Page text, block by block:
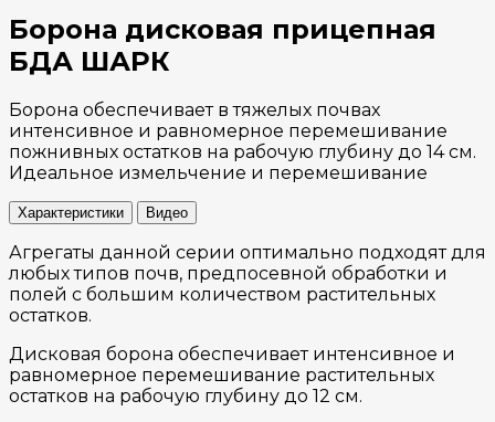
Борона дисковая прицепная
БДА ШАРК
Борона обеспечивает в тяжелых почвах
интенсивное и равномерное перемешивание
пожнивных остатков на рабочую глубину до 14 см.
Идеальное измельчение и перемешивание
Характеристики Видео
Агрегаты данной серии оптимально подходят для
любых типов почв, предпосевной обработки и
полей с большим количеством растительных
остатков.
Дисковая борона обеспечивает интенсивное и
равномерное перемешивание растительных
остатков на рабочую глубину до 12 см.